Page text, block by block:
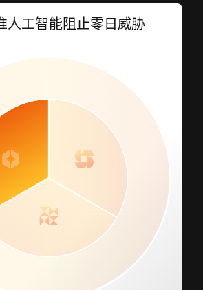
人工智能阻止零日威胁